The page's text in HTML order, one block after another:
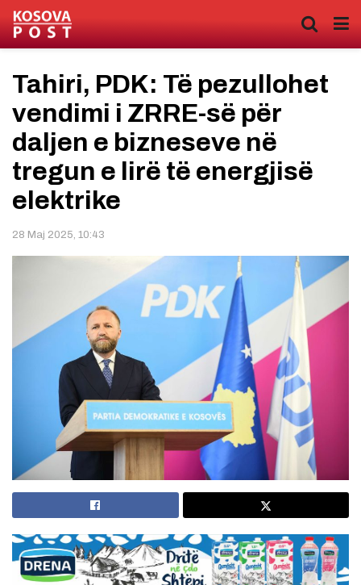
Tahiri, PDK: Të pezullohet
vendimi i ZRRE-së për
daljen e bizneseve në
tregun e lirë të energjisë
elektrike
28 Maj 2025, 10:43